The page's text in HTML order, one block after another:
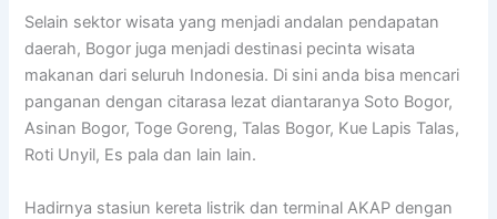
Selain sektor wisata yang menjadi andalan pendapatan
daerah, Bogor juga menjadi destinasi pecinta wisata
makanan dari seluruh Indonesia. Di sini anda bisa mencari
panganan dengan citarasa lezat diantaranya Soto Bogor,
Asinan Bogor, Toge Goreng, Talas Bogor, Kue Lapis Talas,
Roti Unyil, Es pala dan lain lain.
Hadirnya stasiun kereta listrik dan terminal AKAP dengan